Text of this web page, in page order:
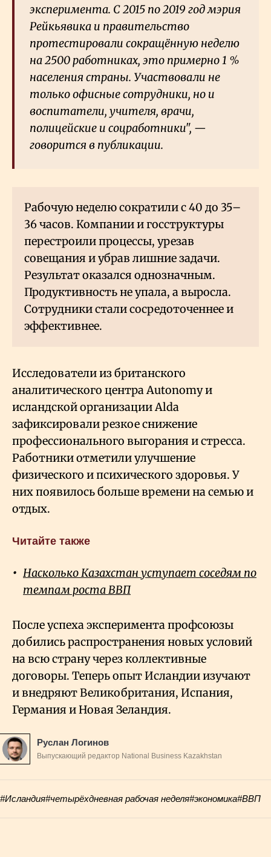
эксперимента. С 2015 по 2019 год мэрия
Рейкьявика и правительство
протестировали сокращённую неделю
на 2500 работниках, это примерно 1 %
населения страны. Участвовали не
только офисные сотрудники, но и
воспитатели, учителя, врачи,
полицейские и соцработники", —
говорится в публикации.
Рабочую неделю сократили с 40 до 35–
36 часов. Компании и госструктуры
перестроили процессы, урезав
совещания и убрав лишние задачи.
Результат оказался однозначным.
Продуктивность не упала, а выросла.
Сотрудники стали сосредоточеннее и
эффективнее.
Исследователи из британского
аналитического центра Autonomy и
исландской организации Alda
зафиксировали резкое снижение
профессионального выгорания и стресса.
Работники отметили улучшение
физического и психического здоровья. У
них появилось больше времени на семью и
отдых.
Читайте также
Насколько Казахстан уступает соседям по
темпам роста ВВП
После успеха эксперимента профсоюзы
добились распространения новых условий
на всю страну через коллективные
договоры. Теперь опыт Исландии изучают
и внедряют Великобритания, Испания,
Германия и Новая Зеландия.
Руслан Логинов
Выпускающий редактор National Business Kazakhstan
#Исландия#четырёхдневная рабочая неделя#экономика#ВВП